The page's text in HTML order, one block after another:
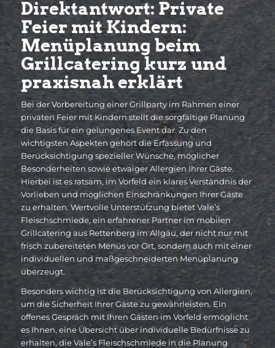
Direktantwort: Private
Feier mit Kindern:
Menüplanung beim
Grillcatering kurz und
praxisnah erklärt
Bei der Vorbereitung einer Grillparty im Rahmen einer
privaten Feier mit Kindern stellt die sorgfältige Planung
die Basis für ein gelungenes Event dar. Zu den
wichtigsten Aspekten gehört die Erfassung und
Berücksichtigung spezieller Wünsche, möglicher
Besonderheiten sowie etwaiger Allergien Ihrer Gäste.
Hierbei ist es ratsam, im Vorfeld ein klares Verständnis der
Vorlieben und möglichen Einschränkungen Ihrer Gäste
zu erhalten. Wertvolle Unterstützung bietet Vale’s
Fleischschmiede, ein erfahrener Partner im mobilen
Grillcatering aus Rettenberg im Allgäu, der nicht nur mit
frisch zubereiteten Menüs vor Ort, sondern auch mit einer
individuellen und maßgeschneiderten Menüplanung
überzeugt.
Besonders wichtig ist die Berücksichtigung von Allergien,
um die Sicherheit Ihrer Gäste zu gewährleisten. Ein
offenes Gespräch mit Ihren Gästen im Vorfeld ermöglicht
es Ihnen, eine Übersicht über individuelle Bedürfnisse zu
erhalten, die Vale’s Fleischschmiede in die Planung